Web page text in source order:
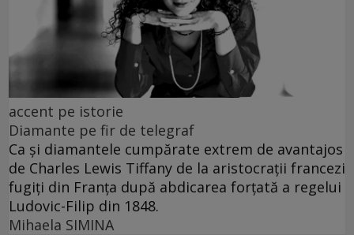
accent pe istorie
Diamante pe fir de telegraf
Ca și diamantele cumpărate extrem de avantajos
de Charles Lewis Tiffany de la aristocrații francezi
fugiți din Franța după abdicarea forțată a regelui
Ludovic-Filip din 1848.
Mihaela SIMINA